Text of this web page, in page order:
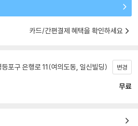
카드/간편결제 혜택을 확인하세요
포구 은행로 11(여의도동, 일신빌딩) 변경
무료